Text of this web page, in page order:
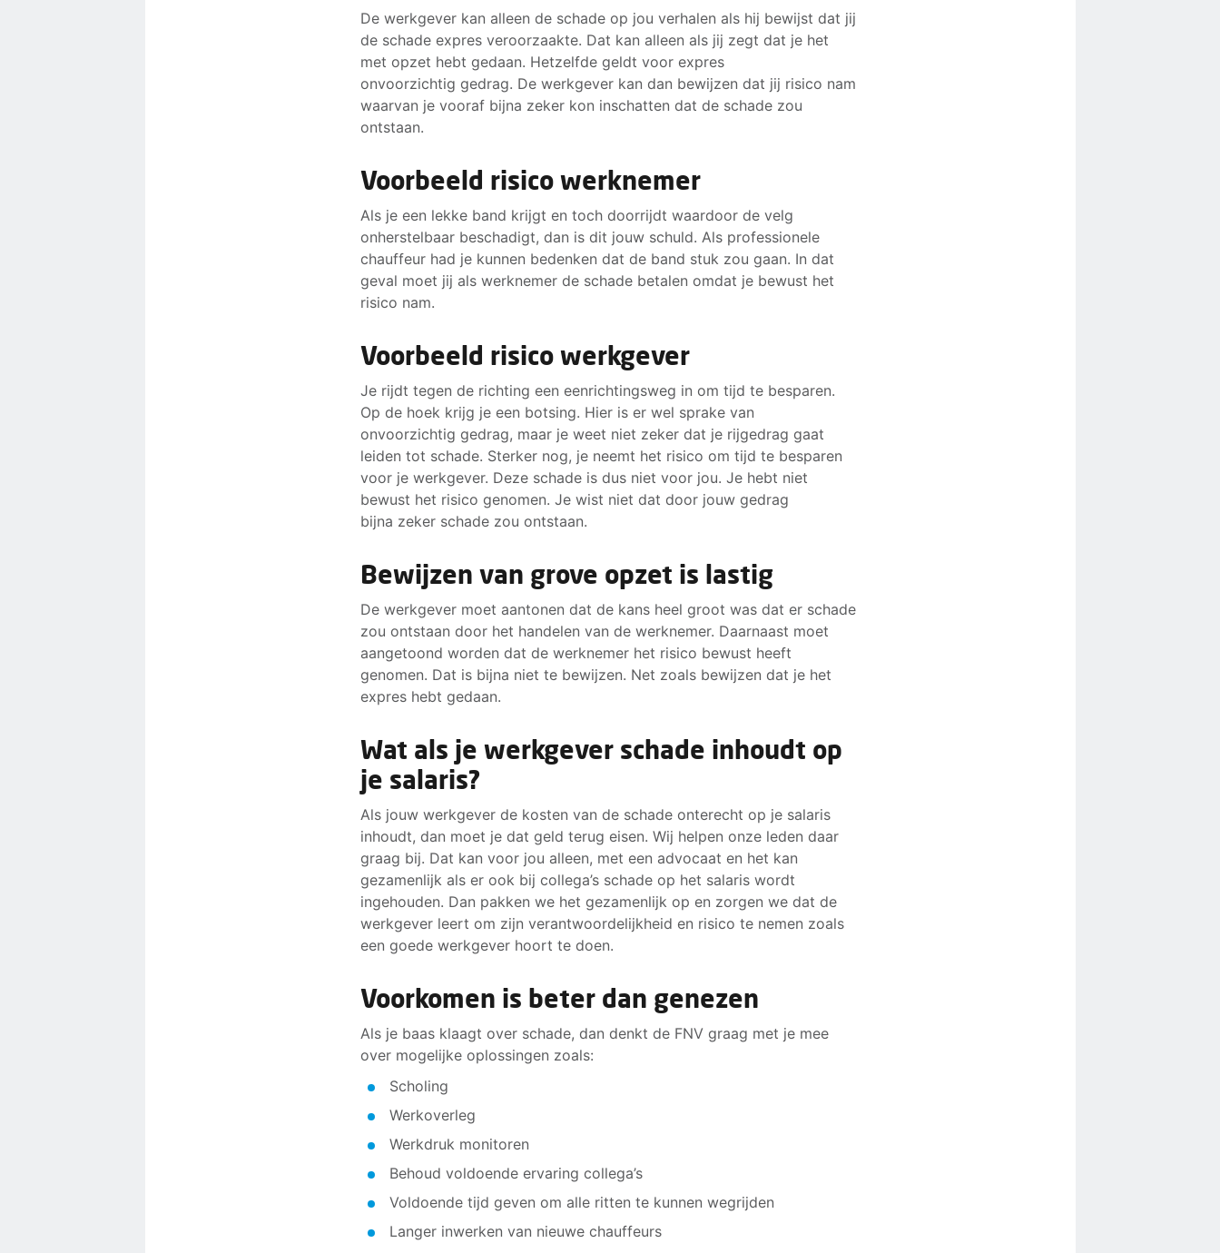
De werkgever kan alleen de schade op jou verhalen als hij bewijst dat jij
de schade expres veroorzaakte. Dat kan alleen als jij zegt dat je het
met opzet hebt gedaan. Hetzelfde geldt voor expres
onvoorzichtig gedrag. De werkgever kan dan bewijzen dat jij risico nam
waarvan je vooraf bijna zeker kon inschatten dat de schade zou
ontstaan.
Voorbeeld risico werknemer
Als je een lekke band krijgt en toch doorrijdt waardoor de velg
onherstelbaar beschadigt, dan is dit jouw schuld. Als professionele
chauffeur had je kunnen bedenken dat de band stuk zou gaan. In dat
geval moet jij als werknemer de schade betalen omdat je bewust het
risico nam.
Voorbeeld risico werkgever
Je rijdt tegen de richting een eenrichtingsweg in om tijd te besparen.
Op de hoek krijg je een botsing. Hier is er wel sprake van
onvoorzichtig gedrag, maar je weet niet zeker dat je rijgedrag gaat
leiden tot schade. Sterker nog, je neemt het risico om tijd te besparen
voor je werkgever. Deze schade is dus niet voor jou. Je hebt niet
bewust het risico genomen. Je wist niet dat door jouw gedrag
bijna zeker schade zou ontstaan.
Bewijzen van grove opzet is lastig
De werkgever moet aantonen dat de kans heel groot was dat er schade
zou ontstaan door het handelen van de werknemer. Daarnaast moet
aangetoond worden dat de werknemer het risico bewust heeft
genomen. Dat is bijna niet te bewijzen. Net zoals bewijzen dat je het
expres hebt gedaan.
Wat als je werkgever schade inhoudt op
je salaris?
Als jouw werkgever de kosten van de schade onterecht op je salaris
inhoudt, dan moet je dat geld terug eisen. Wij helpen onze leden daar
graag bij. Dat kan voor jou alleen, met een advocaat en het kan
gezamenlijk als er ook bij collega’s schade op het salaris wordt
ingehouden. Dan pakken we het gezamenlijk op en zorgen we dat de
werkgever leert om zijn verantwoordelijkheid en risico te nemen zoals
een goede werkgever hoort te doen.
Voorkomen is beter dan genezen
Als je baas klaagt over schade, dan denkt de FNV graag met je mee
over mogelijke oplossingen zoals:
Scholing
Werkoverleg
Werkdruk monitoren
Behoud voldoende ervaring collega’s
Voldoende tijd geven om alle ritten te kunnen wegrijden
Langer inwerken van nieuwe chauffeurs